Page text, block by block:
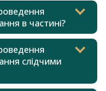
в частині?
слідчими